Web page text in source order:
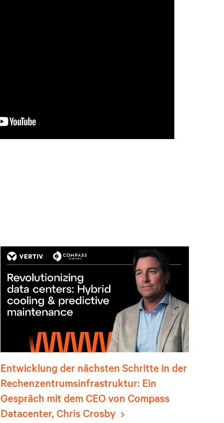
Entwicklung der nächsten Schritte in der
Rechenzentrumsinfrastruktur: Ein
Gespräch mit dem CEO von Compass
Datacenter, Chris Crosby